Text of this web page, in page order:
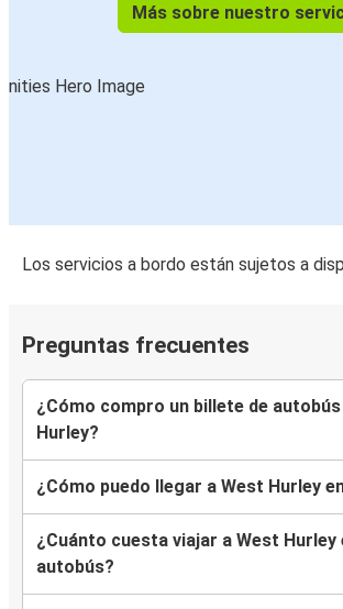
Más sobre nuestro
Los servicios a bordo están sujetos a
Preguntas frecuentes
¿Cómo compro un billete de
Hurley?
¿Cómo puedo llegar a West Hurley
¿Cuánto cuesta viajar a West Hurley
autobús?